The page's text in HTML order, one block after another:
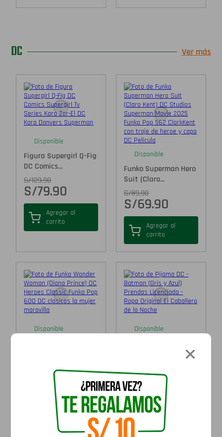
DC Ver más
Disponible
Figura Supergirl Q-Fig
DC Comics...
S/129.90
S/79.90
Agregar al
carrito
Disponible
Funko Superman Hero
Suit (Claro...
S/89.90
S/69.90
Agregar al
carrito
Disponible
79.90
Agregar al
carrito
Disponible
S/89.90
Agregar al
carrito